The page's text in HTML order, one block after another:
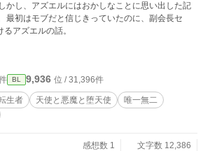
かし、アズエルにはおかしなことに思い出した記
アズエルの話。
BL 9,936 位 / 31,396件
生者 天使と悪魔と堕天使
唯一無二
感想数 1
文字数 12,386